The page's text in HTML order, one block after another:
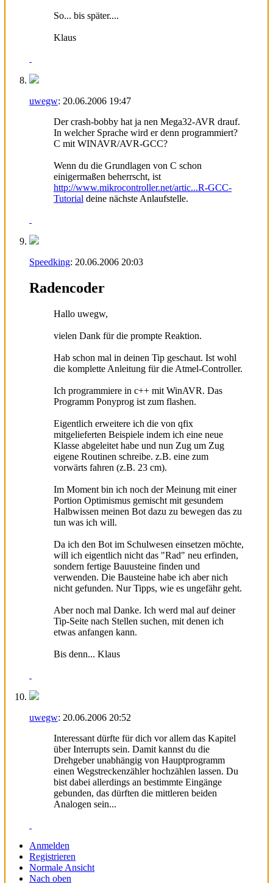
So... bis später....
Klaus
uwegw: 20.06.2006 19:47
Der crash-bobby hat ja nen Mega32-AVR drauf.
In welcher Sprache wird er denn programmiert?
C mit WINAVR/AVR-GCC?
Wenn du die Grundlagen von C schon
einigermaßen beherrscht, ist
http://www.mikrocontroller.net/artic...R-GCC-
Tutorial deine nächste Anlaufstelle.
Speedking: 20.06.2006 20:03
Radencoder
Hallo uwegw,
vielen Dank für die prompte Reaktion.
Hab schon mal in deinen Tip geschaut. Ist wohl
die komplette Anleitung für die Atmel-Controller.
Ich programmiere in c++ mit WinAVR. Das
Programm Ponyprog ist zum flashen.
Eigentlich erweitere ich die von qfix
mitgelieferten Beispiele indem ich eine neue
Klasse abgeleitet habe und nun Zug um Zug
eigene Routinen schreibe. z.B. eine zum
vorwärts fahren (z.B. 23 cm).
Im Moment bin ich noch der Meinung mit einer
Portion Optimismus gemischt mit gesundem
Halbwissen meinen Bot dazu zu bewegen das zu
tun was ich will.
Da ich den Bot im Schulwesen einsetzen möchte,
will ich eigentlich nicht das "Rad" neu erfinden,
sondern fertige Bauusteine finden und
verwenden. Die Bausteine habe ich aber nich
nicht gefunden. Nur Tipps, wie es ungefähr geht.
Aber noch mal Danke. Ich werd mal auf deiner
Tip-Seite nach Stellen suchen, mit denen ich
etwas anfangen kann.
Bis denn... Klaus
uwegw: 20.06.2006 20:52
Interessant dürfte für dich vor allem das Kapitel
über Interrupts sein. Damit kannst du die
Drehgeber unabhängig von Hauptprogramm
einen Wegstreckenzähler hochzählen lassen. Du
bist dabei allerdings an bestimmte Eingänge
gebunden, das dürften die mittleren beiden
Analogen sein...
Anmelden
Registrieren
Normale Ansicht
Nach oben